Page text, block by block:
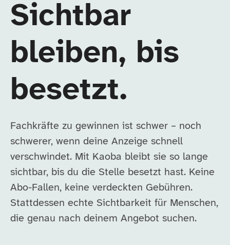
Sichtbar
bleiben, bis
besetzt.
Fachkräfte zu gewinnen ist schwer – noch
schwerer, wenn deine Anzeige schnell
verschwindet. Mit Kaoba bleibt sie so lange
sichtbar, bis du die Stelle besetzt hast. Keine
Abo-Fallen, keine verdeckten Gebühren.
Stattdessen echte Sichtbarkeit für Menschen,
die genau nach deinem Angebot suchen.